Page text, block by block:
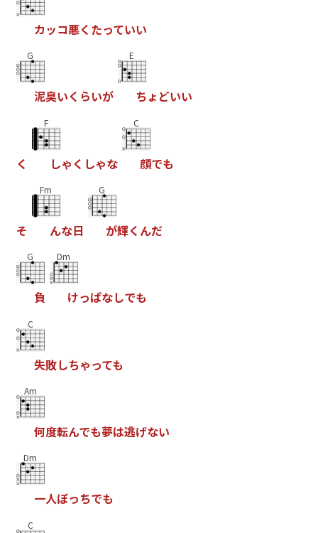
カッコ悪く たっていい
G
泥臭いく らいが
E
ちょ どいい
く
F
しゃ く しゃな
C
顔でも
そ
Fm
んな日
G
が輝く んだ
G
負
Dm
けっぱなしでも
C
失敗しちゃっても
Am
何度転んでも夢は逃げない
Dm
一人ぼっちでも
C